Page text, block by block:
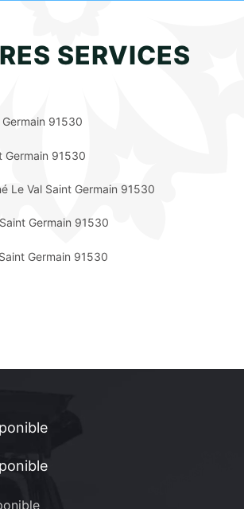
SERVICES
91530
Germain 91530
Le Val Saint Germain 91530
Germain 91530
Germain 91530